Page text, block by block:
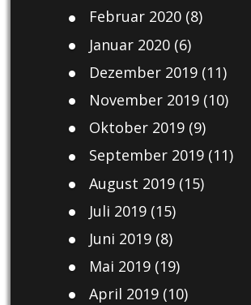
Februar 2020(8)
Januar 2020(6)
Dezember 2019(11)
November 2019(10)
Oktober 2019(9)
September 2019(11)
August 2019(15)
Juli 2019(15)
Juni 2019(8)
Mai 2019(19)
April 2019(10)